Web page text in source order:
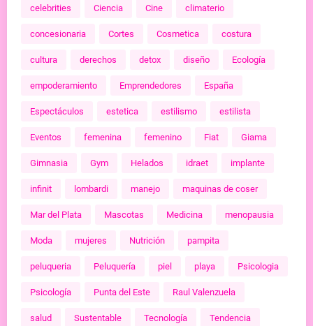
celebrities Ciencia Cine climaterio
concesionaria Cortes Cosmetica costura
cultura derechos detox diseño Ecología
empoderamiento Emprendedores España
Espectáculos estetica estilismo estilista
Eventos femenina femenino Fiat Giama
Gimnasia Gym Helados idraet implante
infinit lombardi manejo maquinas de coser
Mar del Plata Mascotas Medicina menopausia
Moda mujeres Nutrición pampita
peluqueria Peluquería piel playa Psicologia
Psicología Punta del Este Raul Valenzuela
salud Sustentable Tecnología Tendencia